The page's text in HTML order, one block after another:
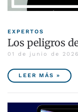
EXPERTOS
Los peligros
01 de junio de 2026
LEER MÁS »